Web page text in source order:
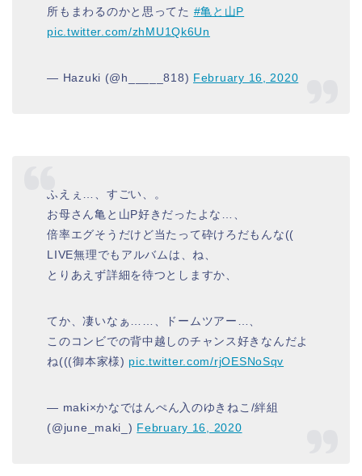
所もまわるのかと思ってた #亀と山P
pic.twitter.com/zhMU1Qk6Un
— Hazuki (@h_____818) February 16, 2020
ふえぇ…、すごい、。
お母さん亀と山P好きだったよな…、
倍率エグそうだけど当たって砕けろだもんな((
LIVE無理でもアルバムは、ね、
とりあえず詳細を待つとしますか、
てか、凄いなぁ……、ドームツアー…、
このコンビでの背中越しのチャンス好きなんだよ
ね(((御本家様) pic.twitter.com/rjOESNoSqv
— maki×かなではんぺん入のゆきねこ/絆組
(@june_maki_) February 16, 2020